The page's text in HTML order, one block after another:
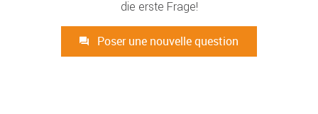
die erste Frage!
Poser une nouvelle question